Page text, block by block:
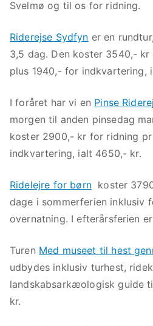
Svelmø og til os for ridning.
Riderejse Sydfyn er en
3,5 dag. Den koster 3540,-
plus 1940,- for indkvartering,
I foråret har vi en Pinse
morgen til anden pinsedag
koster 2900,- kr for ridning
indkvartering, ialt 4650,- kr.
Ridelejre for børnkoster
dage i sommerferien inklusiv
overnatning. I efterårsferien
Turen Med museet til hest
udbydes inklusiv turhest,
landskabsarkæologisk guide
kr.